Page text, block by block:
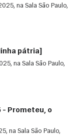
na Sala São Paulo,
pátria]
na Sala São Paulo,
– Prometeu, o
na Sala São Paulo,